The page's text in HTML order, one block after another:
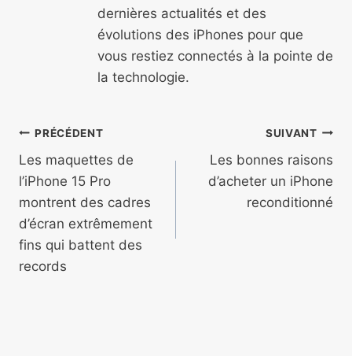
dernières actualités et des
évolutions des iPhones pour que
vous restiez connectés à la pointe de
la technologie.
Navigation
de
l’article
PRÉCÉDENT
Les maquettes de
l’iPhone 15 Pro
montrent des cadres
d’écran extrêmement
fins qui battent des
records
SUIVANT
Les bonnes raisons
d’acheter un iPhone
reconditionné